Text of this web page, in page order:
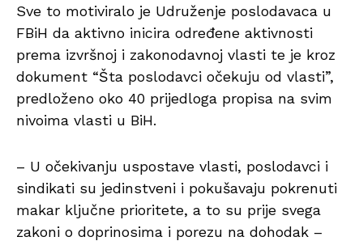
Sve to motiviralo je Udruženje poslodavaca u
FBiH da aktivno inicira određene aktivnosti
prema izvršnoj i zakonodavnoj vlasti te je kroz
dokument “Šta poslodavci očekuju od vlasti”,
predloženo oko 40 prijedloga propisa na svim
nivoima vlasti u BiH.
– U očekivanju uspostave vlasti, poslodavci i
sindikati su jedinstveni i pokušavaju pokrenuti
makar ključne prioritete, a to su prije svega
zakoni o doprinosima i porezu na dohodak –